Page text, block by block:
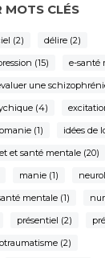
MOTS CLÉS
(2) délire (2)
(15) e-santé
une
(4)
(1) idées de
et santé mentale (20)
manie (1)
mentale (1)
présentiel (2)
(2)